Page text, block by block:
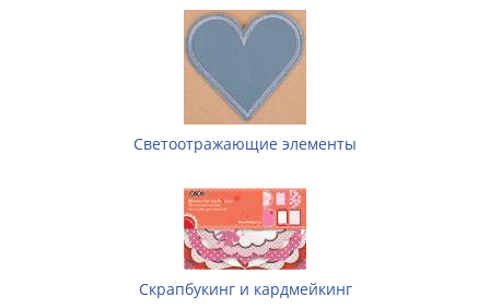
Светоотражающие элементы
Скрапбукинг и кардмейкинг